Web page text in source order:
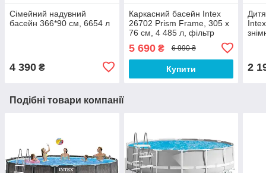
Сімейний надувний
басейн 366*90 см, 6654 л
4 390 ₴
Каркасний басейн Intex
26702 Prism Frame, 305 x
76 см, 4 485 л, фільтр
5 690₴ 6 990 ₴
Купити 2
Подібні товари компанії